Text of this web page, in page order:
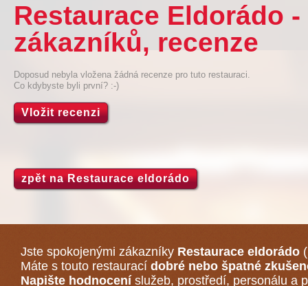
Restaurace Eldorádo
zákazníků, recenze
Doposud nebyla vložena žádná recenze pro tuto restauraci.
Co kdybyste byli první? :-)
Vložit recenzi
zpět na Restaurace eldorádo
Jste spokojenými zákazníky Restaurace eldorádo
Máte s touto restaurací dobré nebo špatné
Napište hodnocení služeb, prostředí, personálu a